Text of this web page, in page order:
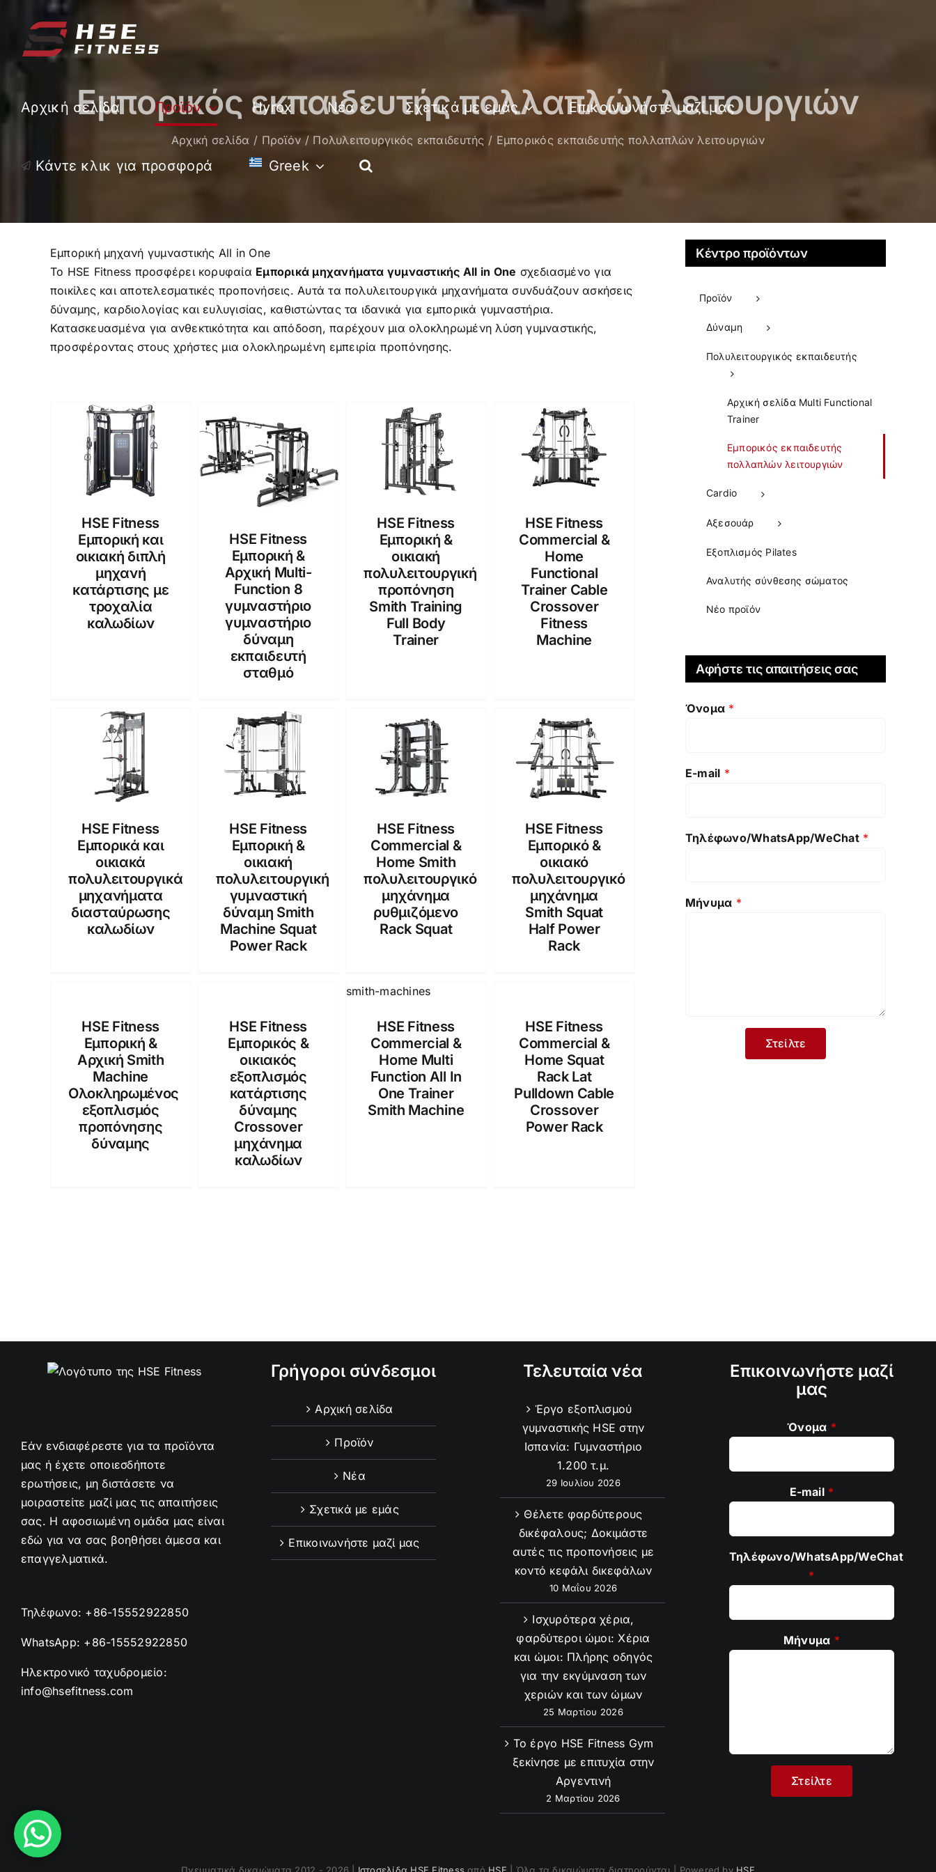
Μετάβαση
περιεχόμενο
Αρχική σελίδα Προϊόν Hyrox Νέα Σχετικά με εμάς Επικοινωνήστε μαζί μας
Κάντε κλικ για προσφορά Greek
Εμπορικός εκπαιδευτής πολλαπλών λειτουργιών
Αρχική σελίδα Προϊόν Πολυλειτουργικός εκπαιδευτής Εμπορικός εκπαιδευτής πολλαπλών λειτουργιών
Εμπορική μηχανή γυμναστικής All in One
Το HSE Fitness προσφέρει κορυφαία Εμπορικά μηχανήματα γυμναστικής All in One σχεδιασμένο για
ποικίλες και αποτελεσματικές προπονήσεις. Αυτά τα πολυλειτουργικά μηχανήματα συνδυάζουν ασκήσεις
δύναμης, καρδιολογίας και ευλυγισίας, καθιστώντας τα ιδανικά για εμπορικά γυμναστήρια.
Κατασκευασμένα για ανθεκτικότητα και απόδοση, παρέχουν μια ολοκληρωμένη λύση γυμναστικής,
προσφέροντας στους χρήστες μια ολοκληρωμένη εμπειρία προπόνησης.
HSE Fitness
Εμπορική και
οικιακή διπλή
μηχανή
κατάρτισης με
τροχαλία
καλωδίων
HSE Fitness
Εμπορική &
Αρχική Multi-
Function 8
γυμναστήριο
γυμναστήριο
δύναμη
εκπαιδευτή
σταθμό
HSE Fitness
Εμπορική &
οικιακή
πολυλειτουργική
προπόνηση
Smith Training
Full Body
Trainer
HSE Fitness
Commercial &
Home
Functional
Trainer Cable
Crossover
Fitness
Machine
HSE Fitness
Εμπορικά και
οικιακά
πολυλειτουργικά
μηχανήματα
διασταύρωσης
καλωδίων
HSE Fitness
Εμπορική &
οικιακή
πολυλειτουργική
γυμναστική
δύναμη Smith
Machine Squat
Power Rack
HSE Fitness
Commercial &
Home Smith
πολυλειτουργικό
μηχάνημα
ρυθμιζόμενο
Rack Squat
HSE Fitness
Εμπορικό &
οικιακό
πολυλειτουργικό
μηχάνημα
Smith Squat
Half Power
Rack
HSE Fitness
Εμπορική &
Αρχική Smith
Machine
Ολοκληρωμένος
εξοπλισμός
προπόνησης
δύναμης
HSE Fitness
Εμπορικός &
οικιακός
εξοπλισμός
κατάρτισης
δύναμης
Crossover
μηχάνημα
καλωδίων
HSE Fitness
Commercial &
Home Multi
Function All In
One Trainer
Smith Machine
HSE Fitness
Commercial &
Home Squat
Rack Lat
Pulldown Cable
Crossover
Power Rack
Κέντρο προϊόντων
Προϊόν
Δύναμη
Πολυλειτουργικός εκπαιδευτής
Αρχική σελίδα Multi Functional
Trainer
Εμπορικός εκπαιδευτής
πολλαπλών λειτουργιών
Cardio
Αξεσουάρ
Εξοπλισμός Pilates
Αναλυτής σύνθεσης σώματος
Νέο προϊόν
Αφήστε τις απαιτήσεις σας
Όνομα *
E-mail *
Τηλέφωνο/WhatsApp/WeChat *
Μήνυμα *
Εάν ενδιαφέρεστε για τα προϊόντα
μας ή έχετε οποιεσδήποτε
ερωτήσεις, μη διστάσετε να
μοιραστείτε μαζί μας τις απαιτήσεις
σας. Η αφοσιωμένη ομάδα μας είναι
εδώ για να σας βοηθήσει άμεσα και
επαγγελματικά.
Τηλέφωνο: +86-15552922850
WhatsApp: +86-15552922850
Ηλεκτρονικό ταχυδρομείο:
info@hsefitness.com
Γρήγοροι σύνδεσμοι
Αρχική σελίδα
Προϊόν
Νέα
Σχετικά με εμάς
Επικοινωνήστε μαζί μας
Τελευταία νέα
Έργο εξοπλισμού
γυμναστικής HSE στην
Ισπανία: Γυμναστήριο
1.200 τ.μ.
29 Ιουλίου 2026
Θέλετε φαρδύτερους
δικέφαλους; Δοκιμάστε
αυτές τις προπονήσεις με
κοντό κεφάλι δικεφάλων
10 Μαΐου 2026
Ισχυρότερα χέρια,
φαρδύτεροι ώμοι: Χέρια
και ώμοι: Πλήρης οδηγός
για την εκγύμναση των
χεριών και των ώμων
25 Μαρτίου 2026
Το έργο HSE Fitness Gym
ξεκίνησε με επιτυχία στην
Αργεντινή
2 Μαρτίου 2026
Επικοινωνήστε μαζί
μας
Όνομα *
E-mail *
Τηλέφωνο/WhatsApp/WeChat
*
Μήνυμα *